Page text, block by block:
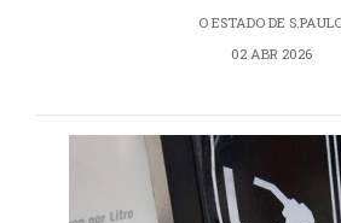
O ESTADO DE
02 ABR 2026